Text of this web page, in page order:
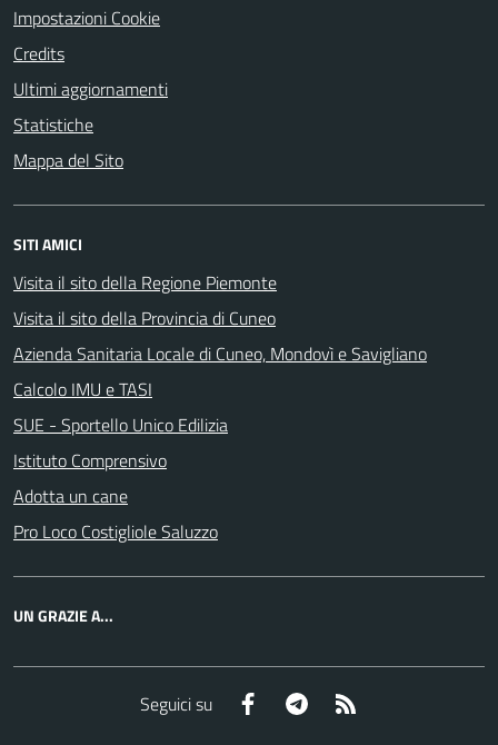
Impostazioni Cookie
Credits
Ultimi aggiornamenti
Statistiche
Mappa del Sito
SITI AMICI
Visita il sito della Regione Piemonte
Visita il sito della Provincia di Cuneo
Azienda Sanitaria Locale di Cuneo, Mondovì e Savigliano
Calcolo IMU e TASI
SUE - Sportello Unico Edilizia
Istituto Comprensivo
Adotta un cane
Pro Loco Costigliole Saluzzo
UN GRAZIE A...
Seguici su Facebook Telegram